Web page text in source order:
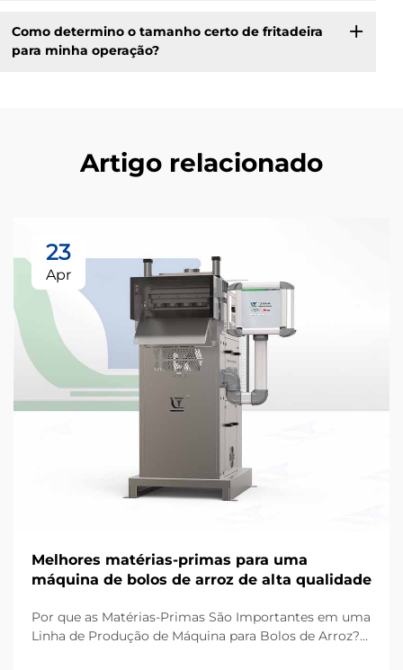
Como determino o tamanho certo de fritadeira
para minha operação?
Artigo relacionado
23
Apr
Melhores matérias-primas para uma
máquina de bolos de arroz de alta qualidade
Por que as Matérias-Primas São Importantes em uma
Linha de Produção de Máquina para Bolos de Arroz?